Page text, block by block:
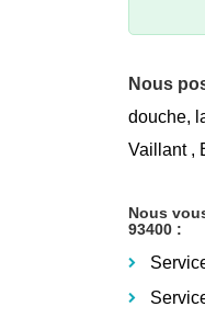
Nous
douche,
Vaillant ,
Nous
93400 :